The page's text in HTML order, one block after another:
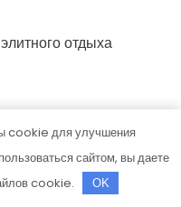
отдыха
cookie для улучшения
сайтом, вы даете
cookie.
OK